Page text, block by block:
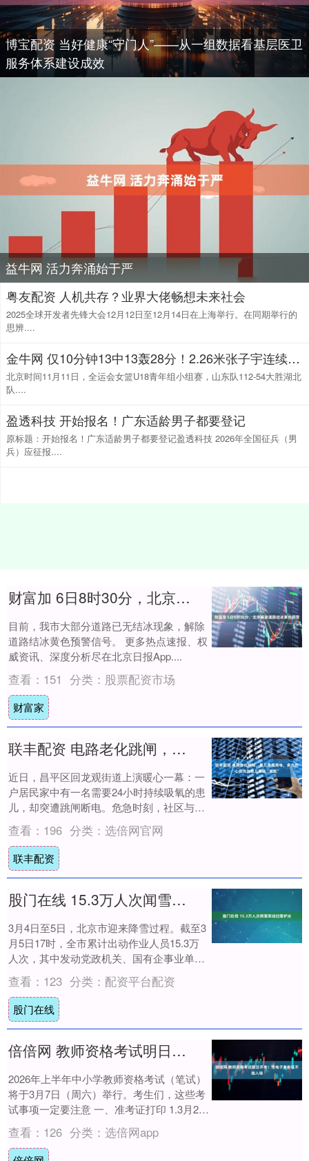
博宝配资 当好健康“守门人”——从一组数据看基层医卫
服务体系建设成效
益牛网 活力奔涌始于严
粤友配资 人机共存？业界大佬畅想未来社会
2025全球开发者先锋大会12月12日至12月14日在上海举行。在同期举行的
思辨....
金牛网 仅10分钟13中13轰28分！2.26米张子宇连续三战100% 女版鲨鱼太强
北京时间11月11日，全运会女篮U18青年组小组赛，山东队112-54大胜湖北
队....
盈透科技 开始报名！广东适龄男子都要登记
原标题：开始报名！广东适龄男子都要登记盈透科技 2026年全国征兵（男
兵）应征报....
财富加 6日8时30分，北京解除道路结冰黄色预警
目前，我市大部分道路已无结冰现象，解除
道路结冰黄色预警信号。 更多热点速报、权
威资讯、深度分析尽在北京日报App....
查看： 151 分类： 股票配资市场
财富家
联丰配资 电路老化跳闸，患儿急需用电，多方齐心优先为患儿家庭“续航”
近日，昌平区回龙观街道上演暖心一幕：一
户居民家中有一名需要24小时持续吸氧的患
儿，却突遭跳闸断电。危急时刻，社区与物
业第一时间到场处置，单元住户主动配合、
优先保....
查看： 196 分类： 选倍网官网
联丰配资
股门在线 15.3万人次闻雪而动扫雪铲冰
3月4日至5日，北京市迎来降雪过程。截至3
月5日17时，全市累计出动作业人员15.3万
人次，其中发动党政机关、国有企事业单位
7662个，参与职工6.8万余人。共....
查看： 123 分类： 配资平台配资
股门在线
倍倍网 教师资格考试明日开考！凭电子身份证不能入场
2026年上半年中小学教师资格考试（笔试）
将于3月7日（周六）举行。考生们，这些考
试事项一定要注意 一、准考证打印 1.3月2日
至3月7日，考生可登录中小学教师....
查看： 126 分类： 选倍网app